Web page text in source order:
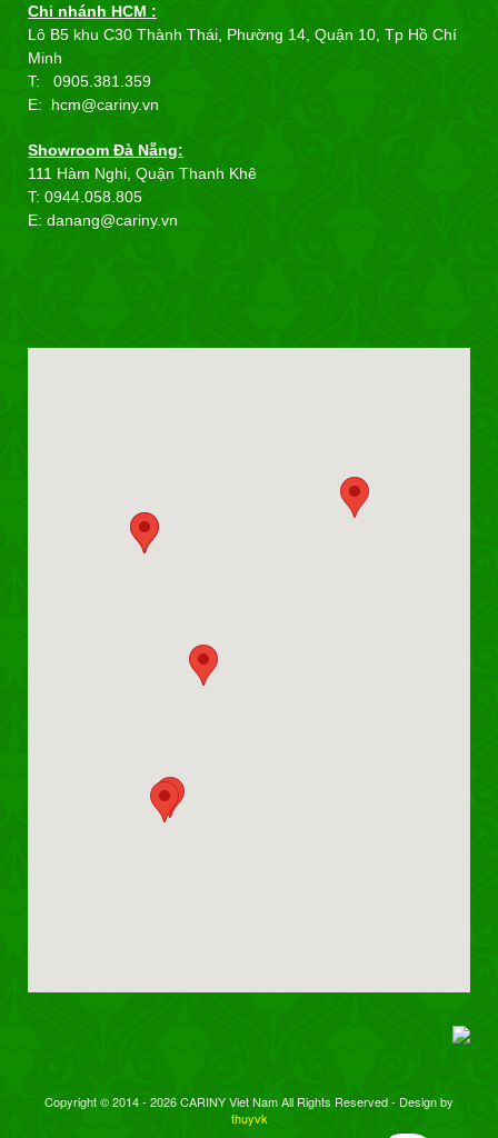
Chi nhánh HCM :
Lô B5 khu C30 Thành Thái, Phường 14, Quận 10, Tp Hồ Chí
Minh
T: 0905.381.359
E: hcm@cariny.vn
Showroom Đà Nẵng:
111 Hàm Nghi, Quận Thanh Khê
T: 0944.058.805
E: danang@cariny.vn
Copyright © 2014 - 2026 CARINY Viet Nam All Rights Reserved - Design by
thuyvk